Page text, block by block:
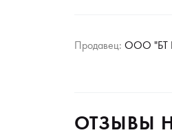
Продавец: ООО "БТ
ОТЗЫВЫ